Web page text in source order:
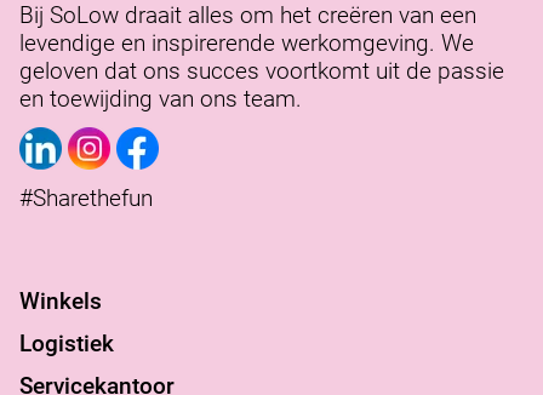
Bij SoLow draait alles om het creëren van een
levendige en inspirerende werkomgeving. We
geloven dat ons succes voortkomt uit de passie
en toewijding van ons team.
#Sharethefun
Winkels
Logistiek
Servicekantoor